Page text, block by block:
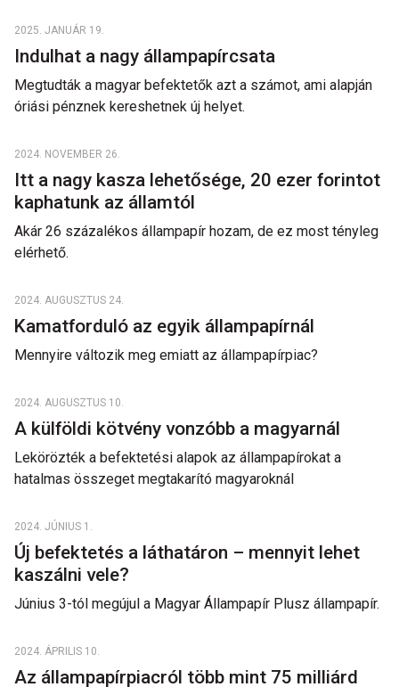
2025. JANUÁR 19.
Indulhat a nagy állampapírcsata
Megtudták a magyar befektetők azt a számot, ami alapján
óriási pénznek kereshetnek új helyet.
2024. NOVEMBER 26.
Itt a nagy kasza lehetősége, 20 ezer forintot
kaphatunk az államtól
Akár 26 százalékos állampapír hozam, de ez most tényleg
elérhető.
2024. AUGUSZTUS 24.
Kamatforduló az egyik állampapírnál
Mennyire változik meg emiatt az állampapírpiac?
2024. AUGUSZTUS 10.
A külföldi kötvény vonzóbb a magyarnál
Lekörözték a befektetési alapok az állampapírokat a
hatalmas összeget megtakarító magyaroknál
2024. JÚNIUS 1.
Új befektetés a láthatáron – mennyit lehet
kaszálni vele?
Június 3-tól megújul a Magyar Állampapír Plusz állampapír.
2024. ÁPRILIS 10.
Az állampapírpiacról több mint 75 milliárd